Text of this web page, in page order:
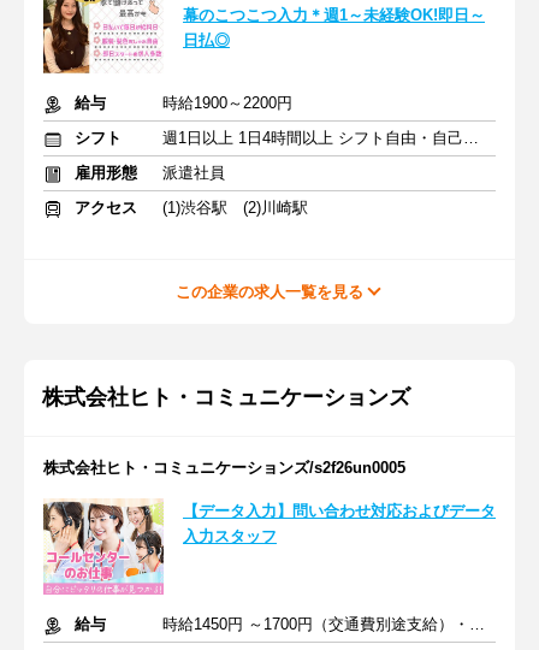
幕のこつこつ入力＊週1～未経験OK!即日～
日払◎
給与
時給1900～2200円
シフト
週1日以上 1日4時間以上 シフト自由・自己申告
雇用形態
派遣社員
アクセス
(1)渋谷駅 (2)川崎駅
この企業の求人一覧を見る
株式会社ヒト・コミュニケーションズ
株式会社ヒト・コミュニケーションズ/s2f26un0005
【データ入力】問い合わせ対応およびデータ
入力スタッフ
給与
時給1450円 ～1700円（交通費別途支給）・インセンティブあり